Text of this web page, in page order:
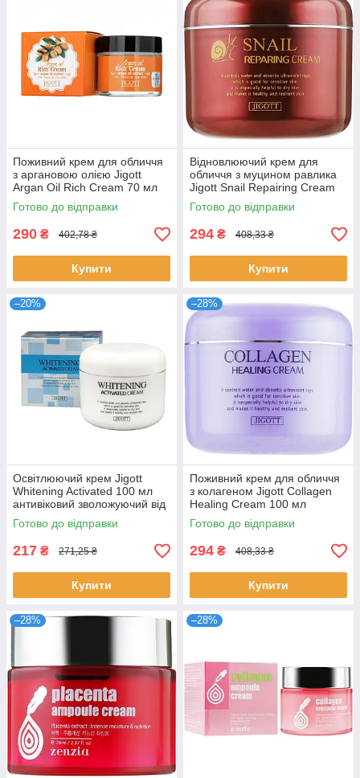
Поживний крем для обличчя
з аргановою олією Jigott
Argan Oil Rich Cream 70 мл
Готово до відправки
290 ₴ 402,78 ₴
Купити
Відновлюючий крем для
обличчя з муцином равлика
Jigott Snail Repairing Cream
100 мл
Готово до відправки
294 ₴ 408,33 ₴
Купити
–20%
Освітлюючий крем Jigott
Whitening Activated 100 мл
антивіковий зволожуючий від
зморшок та пігментації
Джигот
Готово до відправки
217 ₴ 271,25 ₴
Купити
–28%
Поживний крем для обличчя
з колагеном Jigott Collagen
Healing Cream 100 мл
Готово до відправки
294 ₴ 408,33 ₴
Купити
–28% –28%